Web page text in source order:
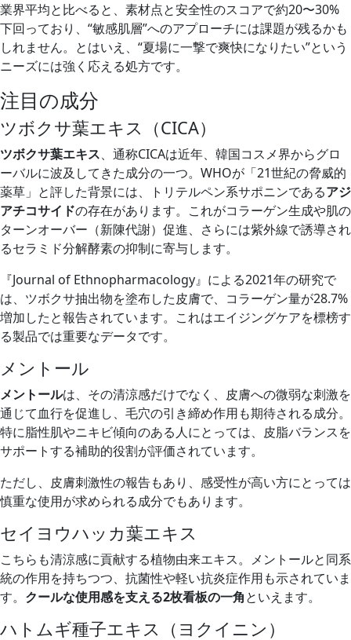
業界平均と比べると、素材点と安全性のスコアで約20〜30%
下回っており、“敏感肌層”へのアプローチには課題が残るかも
しれません。とはいえ、“夏場に一撃で爽快になりたい”という
ニーズには強く応える処方です。
注目の成分
ツボクサ葉エキス（CICA）
ツボクサ葉エキス、通称CICAは近年、韓国コスメ界からグロ
ーバルに波及してきた成分の一つ。WHOが「21世紀の脅威的
薬草」と評した背景には、トリテルペン系サポニンであるアジ
アチコサイドの存在があります。これがコラーゲン生成や肌の
ターンオーバー（新陳代謝）促進、さらには紫外線で誘導され
るセラミド分解酵素の抑制に寄与します。
『Journal of Ethnopharmacology』による2021年の研究で
は、ツボクサ抽出物を塗布した皮膚で、コラーゲン量が28.7%
増加したと報告されています。これはエイジングケアを標榜す
る製品では重要なデータです。
メントール
メントールは、その清涼感だけでなく、皮膚への微弱な刺激を
通じて血行を促進し、毛穴の引き締め作用も期待される成分。
特に脂性肌やニキビ傾向のある人にとっては、皮脂バランスを
サポートする補助的役割が評価されています。
ただし、皮膚刺激性の報告もあり、感受性が高い方にとっては
慎重な使用が求められる成分でもあります。
セイヨウハッカ葉エキス
こちらも清涼感に貢献する植物由来エキス。メントールと同系
統の作用を持ちつつ、抗菌性や軽い抗炎症作用も示されていま
す。 クールな使用感を支える2枚看板の一角といえます。
ハトムギ種子エキス（ヨクイニン）